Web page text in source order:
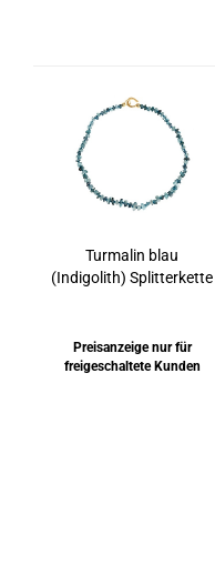
Turmalin blau
(Indigolith) Splitterkette
Preisanzeige nur für
freigeschaltete Kunden